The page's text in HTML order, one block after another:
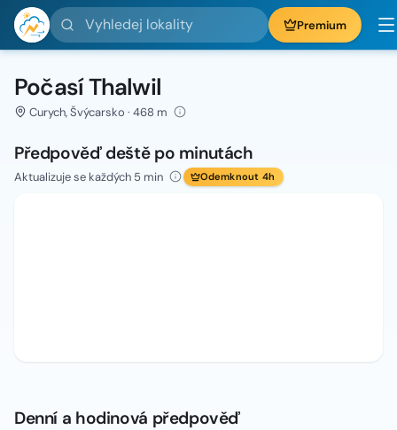
Vyhledej lokality Premium
Počasí Thalwil
Curych, Švýcarsko · 468 m
Předpověď deště po minutách
Aktualizuje se každých 5 min Odemknout 4h
Denní a hodinová předpověď